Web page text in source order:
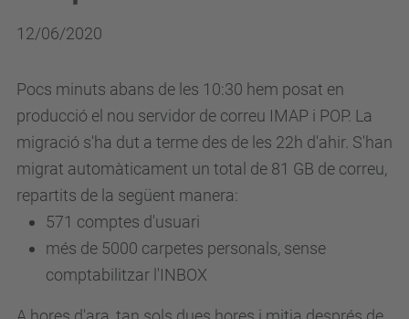
12/06/2020
Pocs minuts abans de les 10:30 hem posat en
producció el nou servidor de correu IMAP i POP. La
migració s'ha dut a terme des de les 22h d'ahir. S'han
migrat automàticament un total de 81 GB de correu,
repartits de la següent manera:
571 comptes d'usuari
més de 5000 carpetes personals, sense
comptabilitzar l'INBOX